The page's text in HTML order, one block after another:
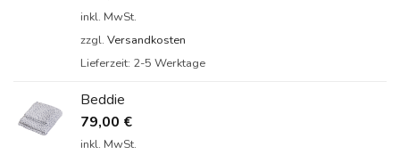
inkl. MwSt.
zzgl. Versandkosten
Lieferzeit: 2-5 Werktage
Beddie
79,00 €
inkl. MwSt.